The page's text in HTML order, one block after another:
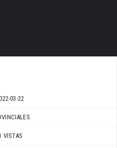
03-22
VISTAS